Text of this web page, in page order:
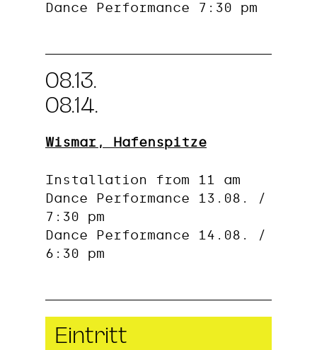
Dance Performance 7:30 pm
08.13.
08.14.
Wismar, Hafenspitze
Installation from 11 am
Dance Performance 13.08. /
7:30 pm
Dance Performance 14.08. /
6:30 pm
Eintritt